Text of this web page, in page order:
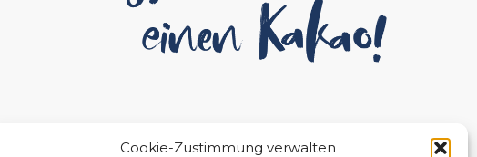
Cookie-Zustimmung verwalten